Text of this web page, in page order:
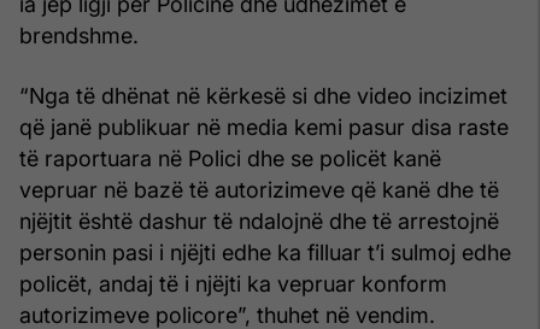
brendshme.
“Nga të dhënat në kërkesë si dhe video incizimet
që janë publikuar në media kemi pasur disa raste
të raportuara në Polici dhe se policët kanë
vepruar në bazë të autorizimeve që kanë dhe të
njëjtit është dashur të ndalojnë dhe të arrestojnë
personin pasi i njëjti edhe ka filluar t’i sulmoj edhe
policët, andaj të i njëjti ka vepruar konform
autorizimeve policore”, thuhet në vendim.